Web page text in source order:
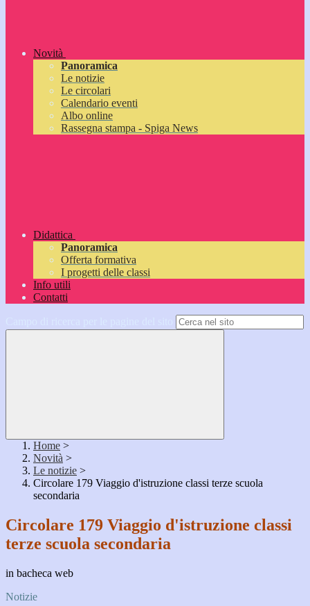
Novità
Panoramica
Le notizie
Le circolari
Calendario eventi
Albo online
Rassegna stampa - Spiga News
Didattica
Panoramica
Offerta formativa
I progetti delle classi
Info utili
Contatti
Home >
Novità >
Le notizie >
Circolare 179 Viaggio d'istruzione classi terze scuola
secondaria
Circolare 179 Viaggio d'istruzione classi
terze scuola secondaria
in bacheca web
Notizie